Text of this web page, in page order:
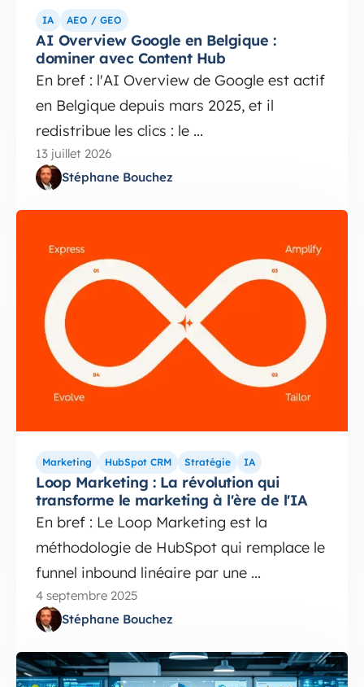
IA AEO / GEO
AI Overview Google en Belgique :
dominer avec Content Hub
En bref : l'AI Overview de Google est actif
en Belgique depuis mars 2025, et il
redistribue les clics : le ...
13 juillet 2026
Stéphane Bouchez
Marketing HubSpot CRM Stratégie IA
Loop Marketing : La révolution qui
transforme le marketing à l'ère de l'IA
En bref : Le Loop Marketing est la
méthodologie de HubSpot qui remplace le
funnel inbound linéaire par une ...
4 septembre 2025
Stéphane Bouchez